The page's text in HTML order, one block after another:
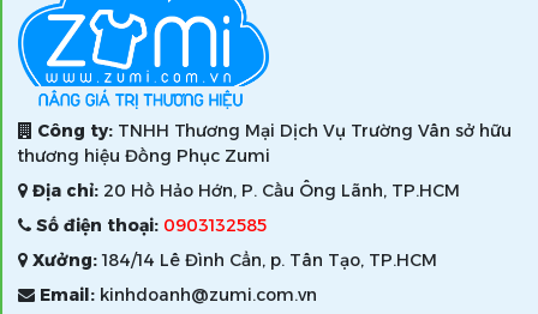
Công ty: TNHH Thương Mại Dịch Vụ Trường Vân sở hữu
thương hiệu Đồng Phục Zumi
Địa chỉ: 20 Hồ Hảo Hớn, P. Cầu Ông Lãnh, TP.HCM
Số điện thoại: 0903132585
Xưởng:184/14 Lê Đình Cẩn, p. Tân Tạo, TP.HCM
Email: kinhdoanh@zumi.com.vn